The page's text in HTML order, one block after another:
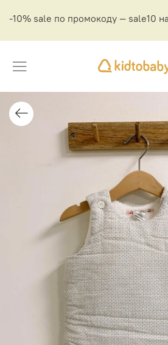
-10% sale по промокоду — sale10